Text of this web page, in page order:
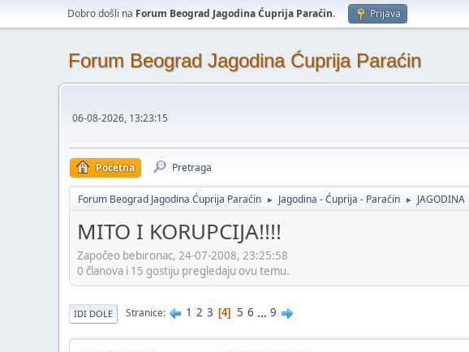
Dobro došli na Forum Beograd Jagodina Ćuprija Paraćin. Prijava
Forum Beograd Jagodina Ćuprija Paraćin
06-08-2026, 13:23:15
Početna Pretraga
Forum Beograd Jagodina Ćuprija Paraćin ► Jagodina - Ćuprija - Paraćin ► JAGODINA
MITO I KORUPCIJA!!!!
Započeo bebironac, 24-07-2008, 23:25:58
0 članova i 15 gostiju pregledaju ovu temu.
IDI DOLE Stranice 1 2 3 4 5 6 ... 9